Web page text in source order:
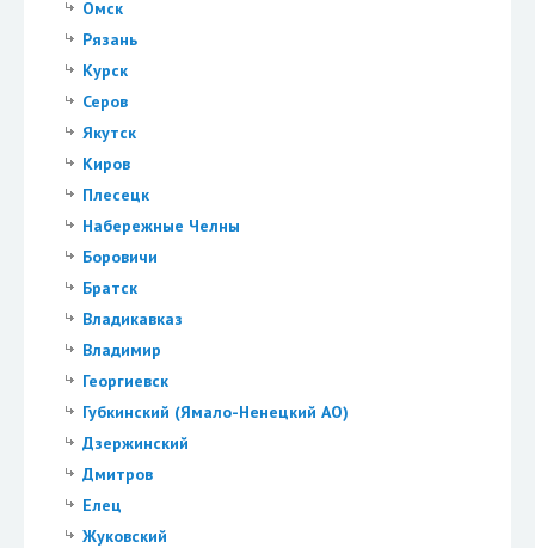
Омск
Рязань
Курск
Серов
Якутск
Киров
Плесецк
Набережные Челны
Боровичи
Братск
Владикавказ
Владимир
Георгиевск
Губкинский (Ямало-Ненецкий АО)
Дзержинский
Дмитров
Елец
Жуковский